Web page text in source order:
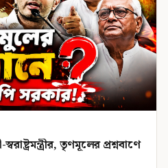
তৃণমূলের প্রশ্নবাণে